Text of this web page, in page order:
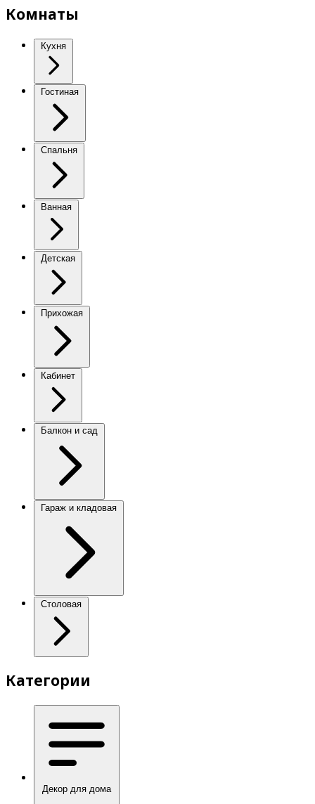
Комнаты
Кухня
Гостиная
Спальня
Ванная
Детская
Прихожая
Кабинет
Балкон и сад
Гараж и кладовая
Столовая
Категории
Декор для дома